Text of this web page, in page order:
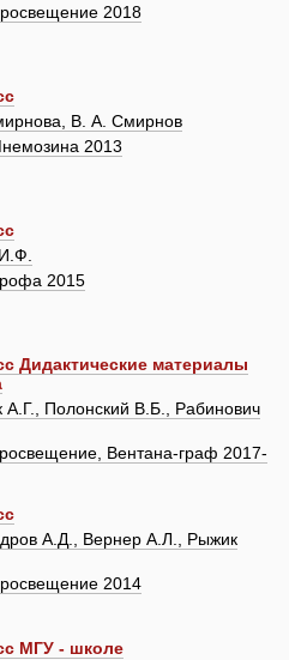
2018
В. А. Смирнов
2013
2015
Дидактические материалы
А.Г., Полонский В.Б., Рабинович
Вентана-граф 2017-
А.Д., Вернер А.Л., Рыжик
2014
МГУ - школе